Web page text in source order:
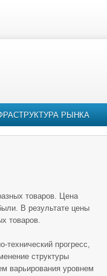
РЫНКА
товаров. Цена
В результате цены
товаров.
технический прогресс,
структуры
варьирования уровнем